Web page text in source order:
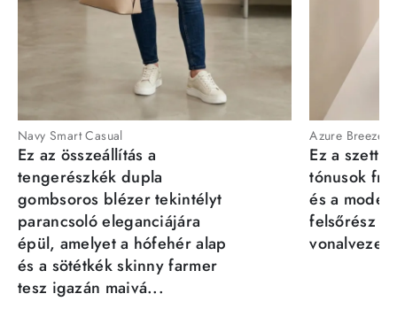
Navy Smart Casual
Ez az összeállítás a
tengerészkék dupla
gombsoros blézer tekintélyt
parancsoló eleganciájára
épül, amelyet a hófehér alap
és a sötétkék skinny farmer
tesz igazán maivá...
Azure Breeze
Ez a szett
tónusok
és a
felsőrész